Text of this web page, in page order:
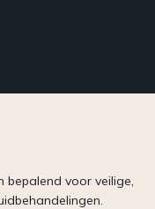
voor veilige,